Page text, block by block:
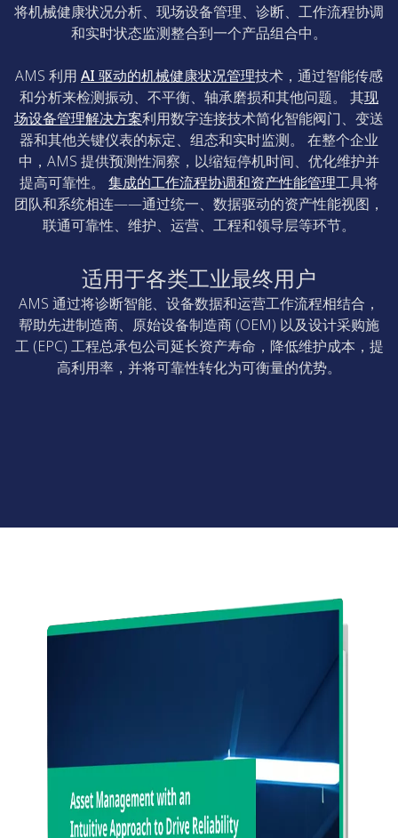
将机械健康状况分析、现场设备管理、诊断、工作流程协调
和实时状态监测整合到一个产品组合中。
AMS 利用 AI 驱动的机械健康状况管理技术，通过智能传感
和分析来检测振动、不平衡、轴承磨损和其他问题。 其现
场设备管理解决方案利用数字连接技术简化智能阀门、变送
器和其他关键仪表的标定、组态和实时监测。 在整个企业
中，AMS 提供预测性洞察，以缩短停机时间、优化维护并
提高可靠性。 集成的工作流程协调和资产性能管理工具将
团队和系统相连——通过统一、数据驱动的资产性能视图，
联通可靠性、维护、运营、工程和领导层等环节。
适用于各类工业最终用户
AMS 通过将诊断智能、设备数据和运营工作流程相结合，
帮助先进制造商、原始设备制造商 (OEM) 以及设计采购施
工 (EPC) 工程总承包公司延长资产寿命，降低维护成本，提
高利用率，并将可靠性转化为可衡量的优势。